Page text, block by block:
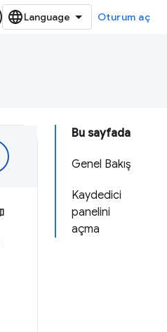
Oturum aç
Bu sayfada
Genel Bakış
Kaydedici
panelini
açma